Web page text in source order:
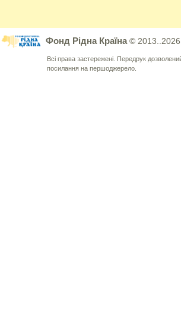
Фонд Рідна Країна© 2013..2026
Всі права застережені. Передрук
посилання на першоджерело.